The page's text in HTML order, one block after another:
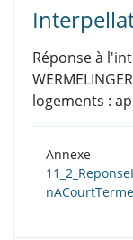
Réponse à
logements :
Annexe